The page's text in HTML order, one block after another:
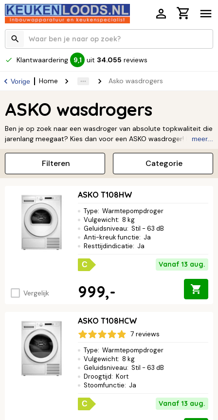
Klantwaardering 9,1 uit 34.055 reviews
Vorige Home Asko wasdrogers
ASKO wasdrogers
Ben je op zoek naar een wasdroger van absolute topkwaliteit die
jarenlang meegaat? Kies dan voor een ASKO wasdroger! Deze
geavanceerde technologieën voor de beste zorg voor je kleding.
Ze zijn niet alleen superzuinig, maar leveren ook een perfect
droogresultaat, elke keer weer!Lees verder ↓
meer...
Categorie
Filteren
Vergelijk
ASKO T108HW
Type: Warmtepompdroger
Vulgewicht: 8 kg
Geluidsniveau: Stil - 63 dB
Anti-kreuk functie: Ja
Resttijdindicatie: Ja
C Vanaf 13 aug.
999,-
ASKO T108HCW
7 reviews
Type: Warmtepompdroger
Vulgewicht: 8 kg
Geluidsniveau: Stil - 63 dB
Droogtijd: Kort
Stoomfunctie: Ja
C Vanaf 13 aug.